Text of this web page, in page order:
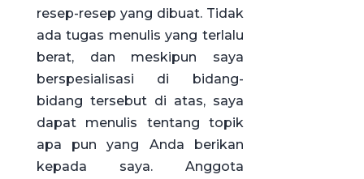
resep-resep yang dibuat. Tidak
ada tugas menulis yang terlalu
berat, dan meskipun saya
berspesialisasi di bidang-
bidang tersebut di atas, saya
dapat menulis tentang topik
apa pun yang Anda berikan
kepada saya. Anggota